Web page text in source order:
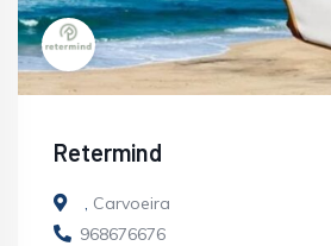
Retermind
, Carvoeira
968676676